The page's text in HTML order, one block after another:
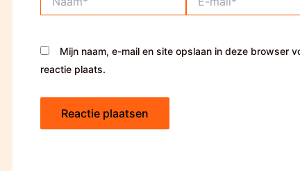
mail*
Mijn naam, e-mail en site opslaan in deze browser
reactie plaats.